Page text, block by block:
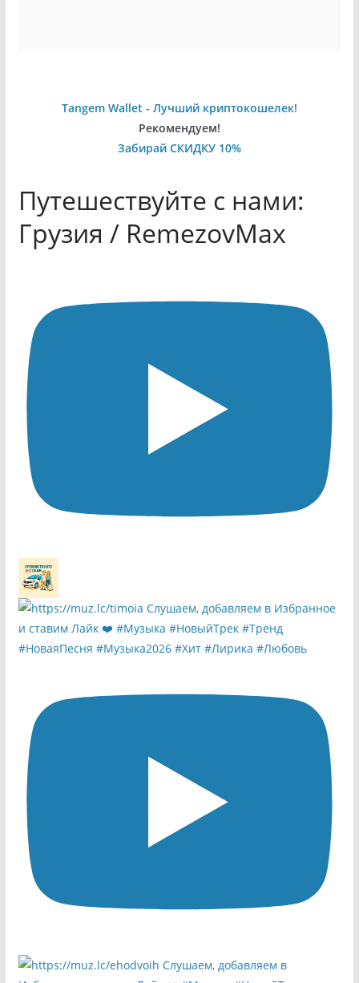
Tangem Wallet - Лучший криптокошелек!
Рекомендуем!
Забирай СКИДКУ 10%
Путешествуйте с нами:
Грузия / RemezovMax